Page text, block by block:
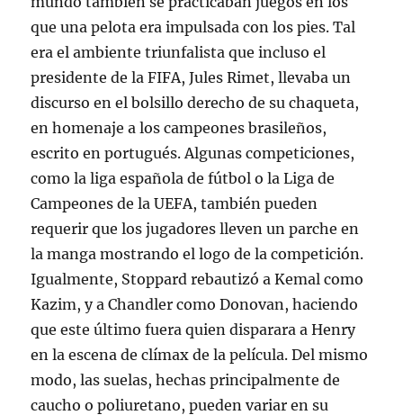
que una pelota era impulsada con los pies. Tal
era el ambiente triunfalista que incluso el
presidente de la FIFA, Jules Rimet, llevaba un
discurso en el bolsillo derecho de su chaqueta,
en homenaje a los campeones brasileños,
escrito en portugués. Algunas competiciones,
como la liga española de fútbol o la Liga de
Campeones de la UEFA, también pueden
requerir que los jugadores lleven un parche en
la manga mostrando el logo de la competición.
Igualmente, Stoppard rebautizó a Kemal como
Kazim, y a Chandler como Donovan, haciendo
que este último fuera quien disparara a Henry
en la escena de clímax de la película. Del mismo
modo, las suelas, hechas principalmente de
caucho o poliuretano, pueden variar en su